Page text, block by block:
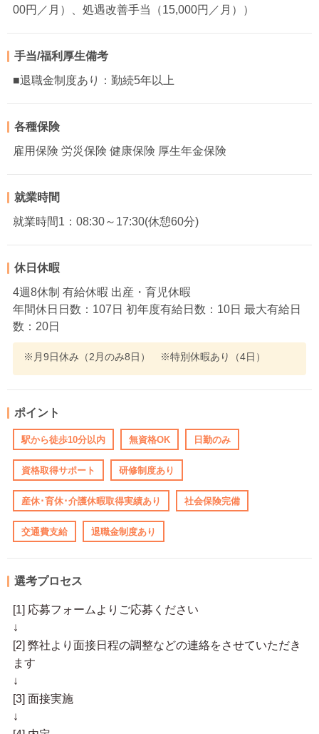
00円／月）、処遇改善手当（15,000円／月））
手当/福利厚生備考
■退職金制度あり：勤続5年以上
各種保険
雇用保険 労災保険 健康保険 厚生年金保険
就業時間
就業時間1：08:30～17:30(休憩60分)
休日休暇
4週8休制 有給休暇 出産・育児休暇
年間休日日数：107日 初年度有給日数：10日 最大有給日
数：20日
※月9日休み（2月のみ8日） ※特別休暇あり（4日）
ポイント
駅から徒歩10分以内 無資格OK 日勤のみ
資格取得サポート 研修制度あり
産休･育休･介護休暇取得実績あり 社会保険完備
交通費支給 退職金制度あり
選考プロセス
[1] 応募フォームよりご応募ください
↓
[2] 弊社より面接日程の調整などの連絡をさせていただき
ます
↓
[3] 面接実施
↓